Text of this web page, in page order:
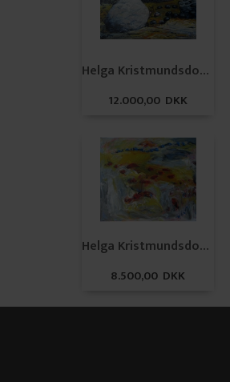
Helga Kristmundsdottir
12.000,00 DKK
Helga Kristmundsdottir
8.500,00 DKK